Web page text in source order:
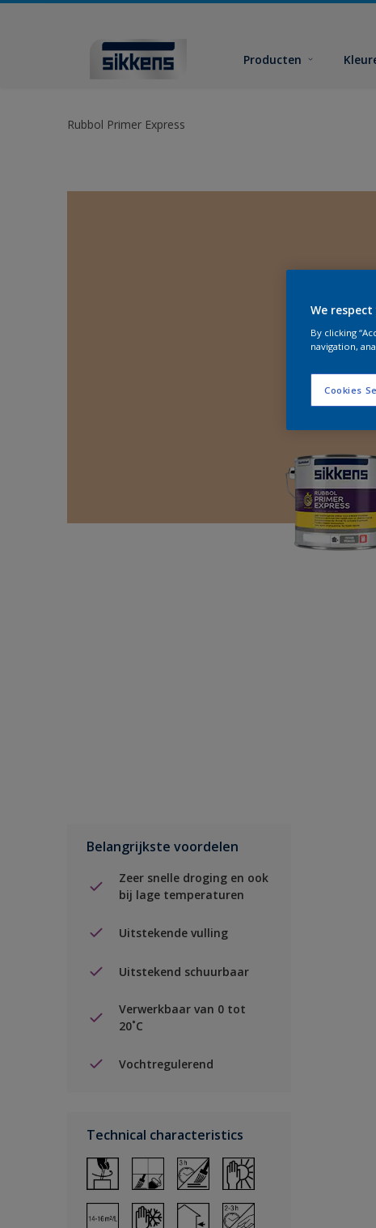
Producten
Rubbol Primer Express
Belangrijkste voordelen
Zeer snelle droging en ook
bij lage temperaturen
Uitstekende vulling
Uitstekend schuurbaar
Verwerkbaar van 0 tot
20˚C
Vochtregulerend
Technical characteristics
We
By clicking
navigation,
Cookies